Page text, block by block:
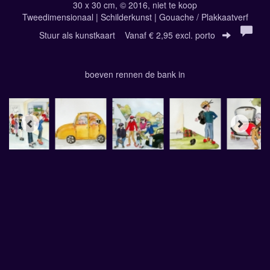
30 x 30 cm, © 2016, niet te koop
Tweedimensionaal | Schilderkunst | Gouache / Plakkaatverf
Stuur als kunstkaart Vanaf € 2,95 excl. porto
boeven rennen de bank in